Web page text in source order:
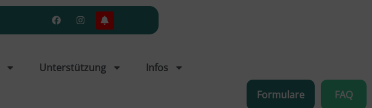
Unterstützung Infos
Formulare FAQ